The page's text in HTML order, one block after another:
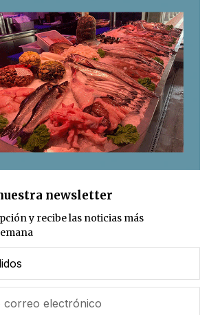
newsletter
y recibe las noticias más